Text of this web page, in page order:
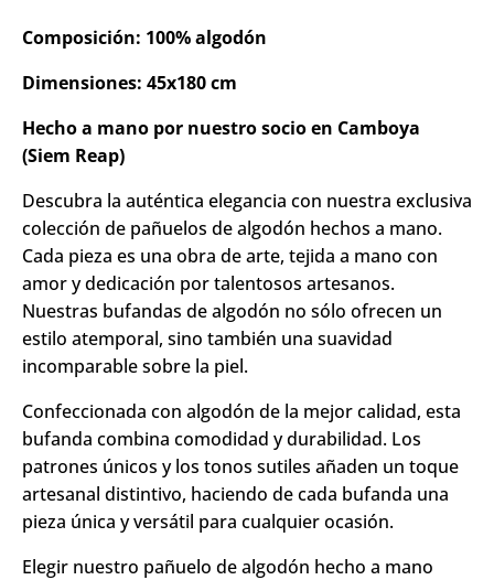
Composición: 100% algodón
Dimensiones: 45x180 cm
Hecho a mano por nuestro socio en Camboya
(Siem Reap)
Descubra la auténtica elegancia con nuestra exclusiva
colección de pañuelos de algodón hechos a mano.
Cada pieza es una obra de arte, tejida a mano con
amor y dedicación por talentosos artesanos.
Nuestras bufandas de algodón no sólo ofrecen un
estilo atemporal, sino también una suavidad
incomparable sobre la piel.
Confeccionada con algodón de la mejor calidad, esta
bufanda combina comodidad y durabilidad. Los
patrones únicos y los tonos sutiles añaden un toque
artesanal distintivo, haciendo de cada bufanda una
pieza única y versátil para cualquier ocasión.
Elegir nuestro pañuelo de algodón hecho a mano